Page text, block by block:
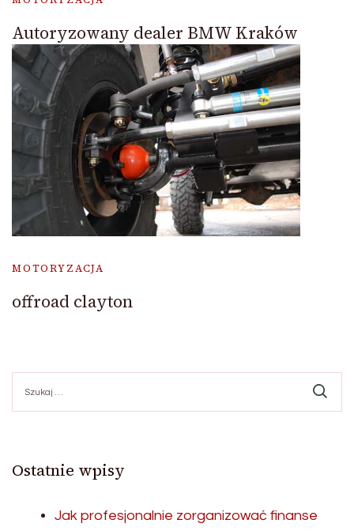
Autoryzowany dealer BMW Kraków
MOTORYZACJA
offroad clayton
Ostatnie wpisy
Jak profesjonalnie zorganizować finanse